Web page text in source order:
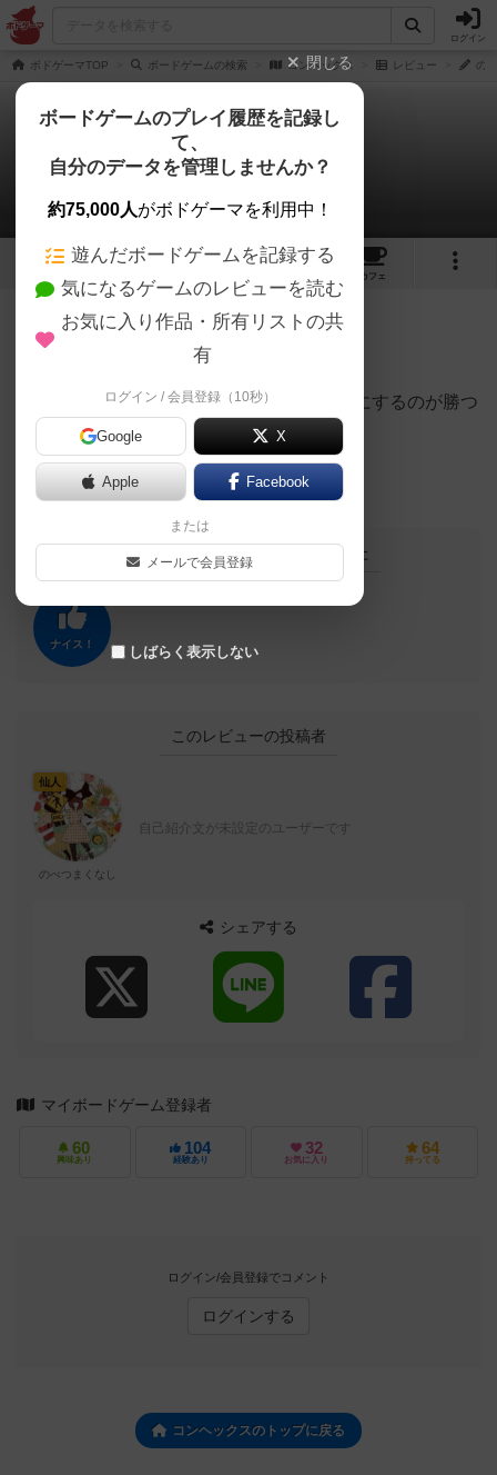
ログイン
ボドゲーマTOP ボードゲームの検索 コンヘックス レビュー の
コンヘックス
のべつまくなしさんのレビュー
2 5
カフェ
59名 0名 0 4ヶ月前
負けて勝つゲームというか、負けないようにするのが勝つ
コツという感じ。
プレイ感は囲碁に近いかな。
0 名が しました
ナイス！
このレビューの投稿者
仙人
のべつまくなし
自己紹介文が未設定のユーザーです
シェアする
マイボードゲーム登録者
60
興味あり
104
経験あり
32
お気に入り
64
持ってる
ログイン/会員登録でコメント
ログインする
コンヘックスのトップに戻る
閉じる
ボードゲームのプレイ履歴を記録し
て、
自分のデータを管理しませんか？
約75,000人がボドゲーマを利用中！
遊んだボードゲームを記録する
気になるゲームのレビューを読む
お気に入り作品・所有リストの共
有
ログイン / 会員登録（10秒）
Google X
Apple Facebook
または
メールで会員登録
しばらく表示しない